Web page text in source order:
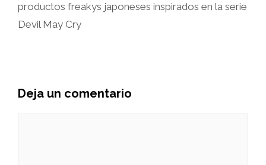
productos freakys japoneses inspirados en la serie
Devil May Cry
Deja un comentario